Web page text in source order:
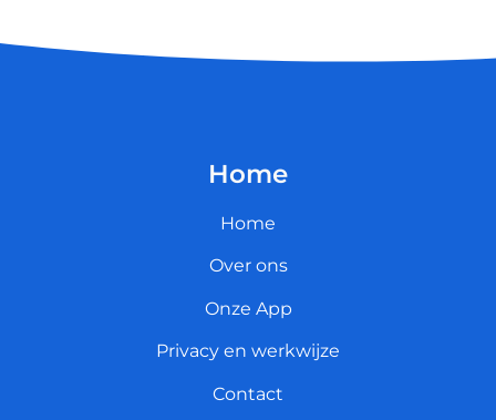
Home
Home
Over ons
Onze App
Privacy en werkwijze
Contact